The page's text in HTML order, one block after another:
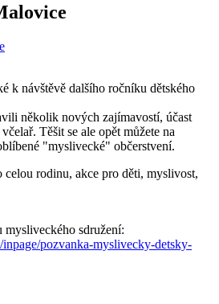
k návštěvě dalšího ročníku dětského
několik nových zajímavostí, účast
Těšit se ale opět můžete na
"myslivecké" občerstvení.
celou rodinu, akce pro děti, myslivost,
sdružení:
pozvanka-myslivecky-detsky-